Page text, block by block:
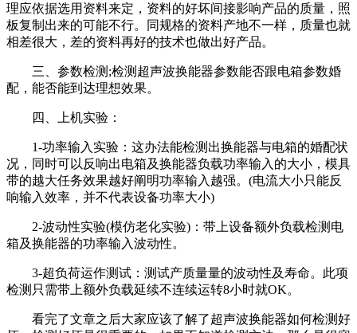
理应依据选用资料来定，资料的好坏间接影响产品的质量，照
板复制出来的可能不行。同规格的资料产地不一样，质量也就
相差很大，差的资料再好的技术也做出好产品。
三、参数检测;检测超声波换能器参数能否跟电箱参数婚
配，能否能到达理想效果。
四、上机实验：
1-功率输入实验：这办法能检测出换能器与电箱的婚配状
况，同时可以反响出电箱及换能器负载功率输入的大小，模具
带的越大任务效果越好阐明功率输入越强。(电流大小只能反
响输入效率，并不代表设备功率大小)
2-波动性实验(模仿老化实验)：带上设备额外负载检测电
箱及换能器的功率输入波动性。
3-超负荷运作测试：测试产质量量的波动性及寿命。此项
检测只需带上额外负载延续不连续运转8小时就OK。
看完了文章之后大家应该了解了超声波换能器如何检测好